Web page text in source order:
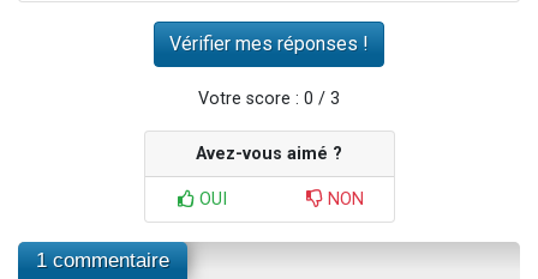
Votre score : 0 / 3
Avez-vous aimé ?
OUI NON
1 commentaire